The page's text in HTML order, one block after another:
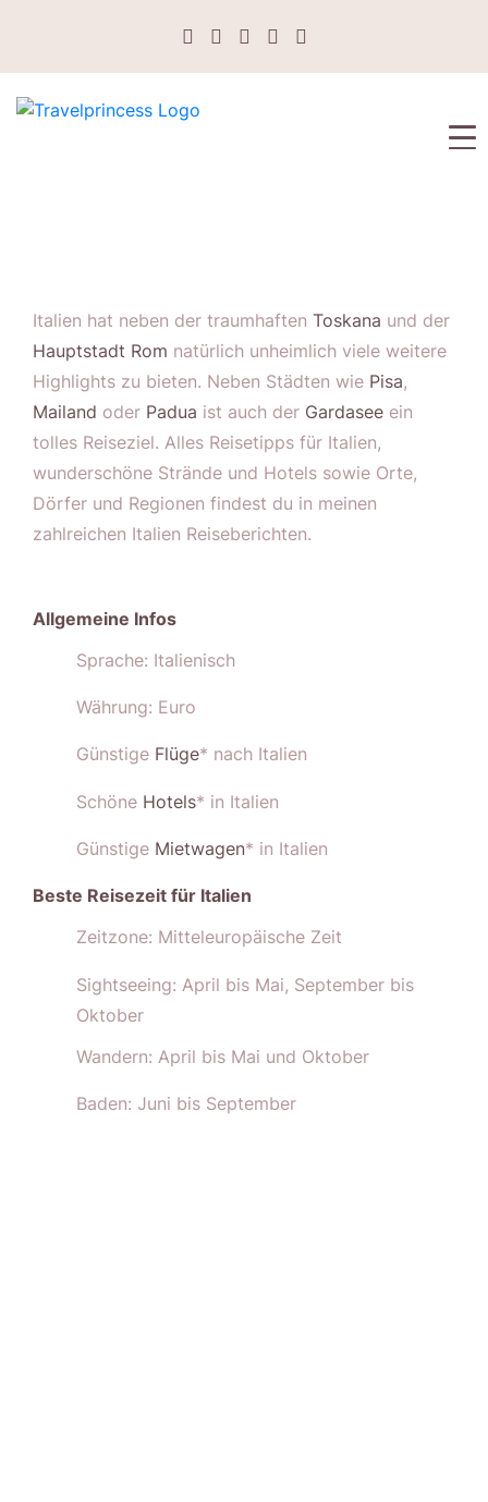
Italien hat neben der traumhaften Toskana und der
Hauptstadt Rom natürlich unheimlich viele weitere
Highlights zu bieten. Neben Städten wie Pisa,
Mailand oder Padua ist auch der Gardasee ein
tolles Reiseziel. Alles Reisetipps für Italien,
wunderschöne Strände und Hotels sowie Orte,
Dörfer und Regionen findest du in meinen
zahlreichen Italien Reiseberichten.
Allgemeine Infos
Sprache: Italienisch
Währung: Euro
Günstige Flüge* nach Italien
Schöne Hotels* in Italien
Günstige Mietwagen* in Italien
Beste Reisezeit für Italien
Zeitzone: Mitteleuropäische Zeit
Sightseeing: April bis Mai, September bis
Oktober
Wandern: April bis Mai und Oktober
Baden: Juni bis September